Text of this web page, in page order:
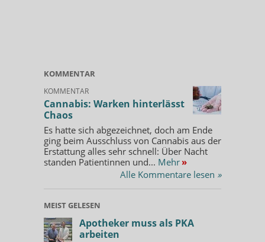
KOMMENTAR
KOMMENTAR
Cannabis: Warken hinterlässt
Chaos
Es hatte sich abgezeichnet, doch am Ende
ging beim Ausschluss von Cannabis aus der
Erstattung alles sehr schnell: Über Nacht
standen Patientinnen und... Mehr »
Alle Kommentare lesen »
MEIST GELESEN
Apotheker muss als PKA
arbeiten